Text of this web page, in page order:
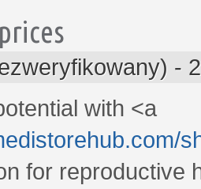
-
with <a
for reproductive